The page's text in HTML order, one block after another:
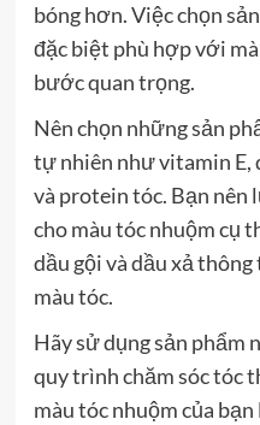
bóng hơn. Việc chọn
đặc biệt phù hợp với
bước quan trọng.
Nên chọn những sản
tự nhiên như vitamin E,
và protein tóc. Bạn nên
cho màu tóc nhuộm cụ
dầu gội và dầu xả
màu tóc.
Hãy sử dụng sản phẩm
quy trình chăm sóc tóc
màu tóc nhuộm của